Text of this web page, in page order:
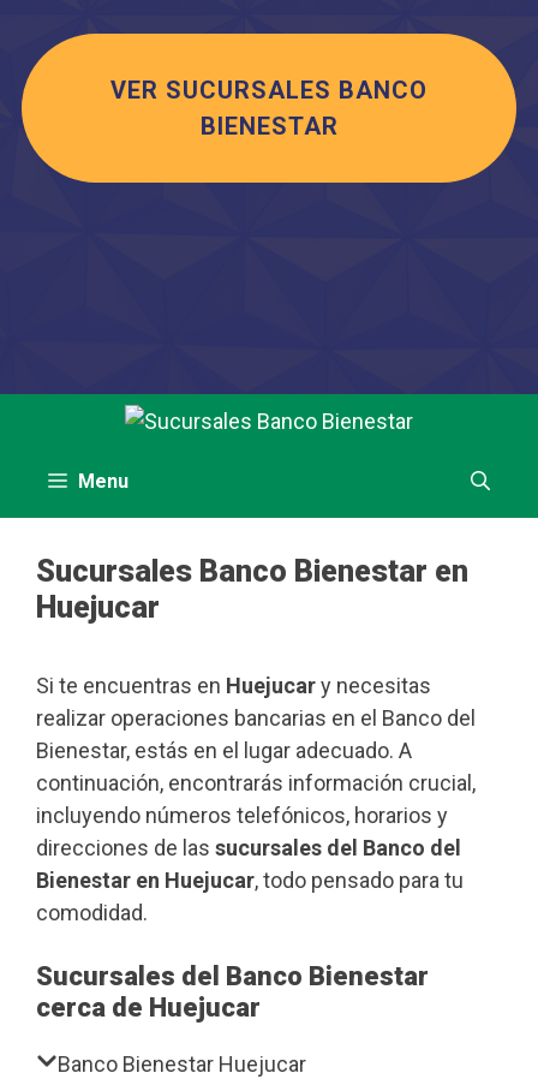
VER SUCURSALES BANCO
BIENESTAR
contenidoMenu
Sucursales Banco Bienestar en
Huejucar
Si te encuentras en Huejucary necesitas
realizar operaciones bancarias en el Banco del
Bienestar, estás en el lugar adecuado. A
continuación, encontrarás información crucial,
incluyendo números telefónicos, horarios y
direcciones de las sucursales del Banco del
Bienestar en Huejucar, todo pensado para tu
comodidad.
Sucursales del Banco Bienestar
cerca de Huejucar
Banco Bienestar Huejucar